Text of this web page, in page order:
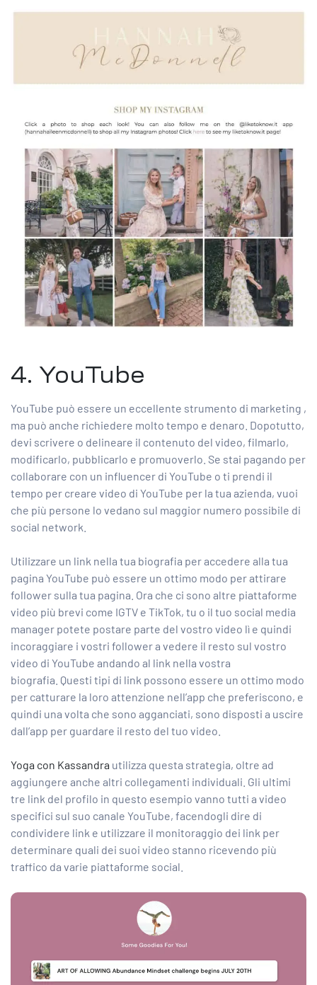
4. YouTube
YouTube può essere un eccellente strumento di marketing ,
ma può anche richiedere molto tempo e denaro. Dopotutto,
devi scrivere o delineare il contenuto del video, filmarlo,
modificarlo, pubblicarlo e promuoverlo. Se stai pagando per
collaborare con un influencer di YouTube o ti prendi il
tempo per creare video di YouTube per la tua azienda, vuoi
che più persone lo vedano sul maggior numero possibile di
social network.
Utilizzare un link nella tua biografia per accedere alla tua
pagina YouTube può essere un ottimo modo per attirare
follower sulla tua pagina. Ora che ci sono altre piattaforme
video più brevi come IGTV e TikTok, tu o il tuo social media
manager potete postare parte del vostro video lì e quindi
incoraggiare i vostri follower a vedere il resto sul vostro
video di YouTube andando al link nella vostra
biografia. Questi tipi di link possono essere un ottimo modo
per catturare la loro attenzione nell’app che preferiscono, e
quindi una volta che sono agganciati, sono disposti a uscire
dall’app per guardare il resto del tuo video.
Yoga con Kassandra utilizza questa strategia, oltre ad
aggiungere anche altri collegamenti individuali. Gli ultimi
tre link del profilo in questo esempio vanno tutti a video
specifici sul suo canale YouTube, facendogli dire di
condividere link e utilizzare il monitoraggio dei link per
determinare quali dei suoi video stanno ricevendo più
traffico da varie piattaforme social.